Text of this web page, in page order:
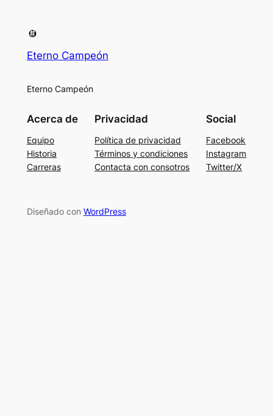
Eterno Campeón
Eterno Campeón
Acerca de
Equipo
Historia
Carreras
Privacidad
Política de privacidad
Términos y condiciones
Contacta con consotros
Social
Facebook
Instagram
Twitter/X
Diseñado con WordPress